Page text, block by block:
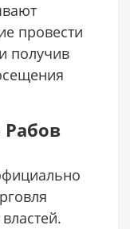
провести
получив